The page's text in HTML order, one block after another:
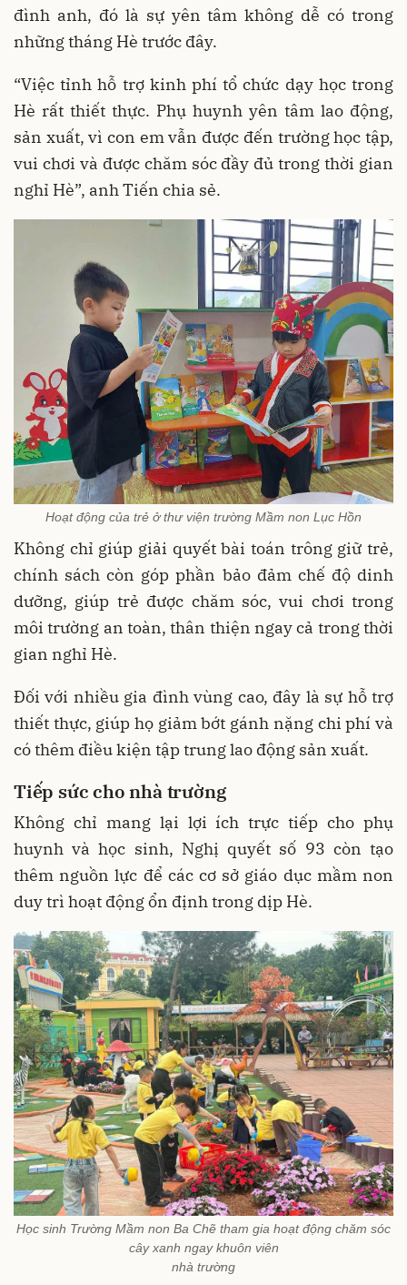
đình anh, đó là sự yên tâm không dễ có trong
những tháng Hè trước đây.
“Việc tỉnh hỗ trợ kinh phí tổ chức dạy học trong
Hè rất thiết thực. Phụ huynh yên tâm lao động,
sản xuất, vì con em vẫn được đến trường học tập,
vui chơi và được chăm sóc đầy đủ trong thời gian
nghỉ Hè”, anh Tiến chia sẻ.
Hoạt động của trẻ ở thư viện trường Mầm non Lục Hồn
Không chỉ giúp giải quyết bài toán trông giữ trẻ,
chính sách còn góp phần bảo đảm chế độ dinh
dưỡng, giúp trẻ được chăm sóc, vui chơi trong
môi trường an toàn, thân thiện ngay cả trong thời
gian nghỉ Hè.
Đối với nhiều gia đình vùng cao, đây là sự hỗ trợ
thiết thực, giúp họ giảm bớt gánh nặng chi phí và
có thêm điều kiện tập trung lao động sản xuất.
Tiếp sức cho nhà trường
Không chỉ mang lại lợi ích trực tiếp cho phụ
huynh và học sinh, Nghị quyết số 93 còn tạo
thêm nguồn lực để các cơ sở giáo dục mầm non
duy trì hoạt động ổn định trong dịp Hè.
Học sinh Trường Mầm non Ba Chẽ tham gia hoạt động chăm sóc
cây xanh ngay khuôn viên
nhà trường